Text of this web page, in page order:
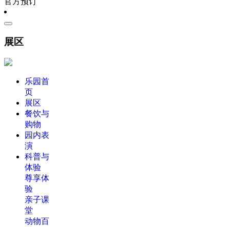
展区
乐园首
页
展区
餐饮与
购物
园内表
演
科普与
体验
尊享体
验
亲子课
堂
动物百